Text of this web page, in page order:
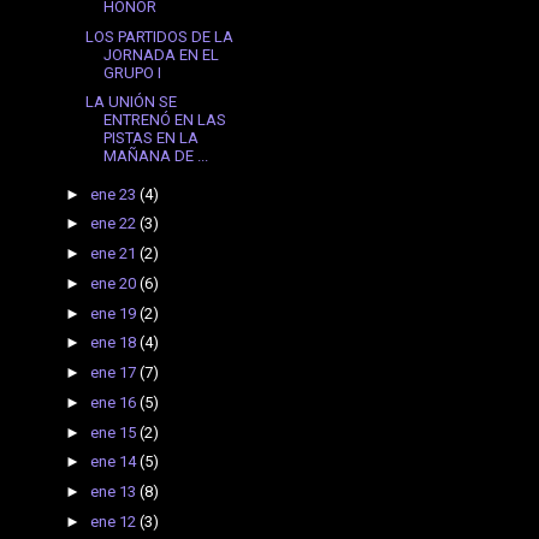
HONOR
LOS PARTIDOS DE LA
JORNADA EN EL
GRUPO I
LA UNIÓN SE
ENTRENÓ EN LAS
PISTAS EN LA
MAÑANA DE ...
►ene 23(4)
►ene 22(3)
►ene 21(2)
►ene 20(6)
►ene 19(2)
►ene 18(4)
►ene 17(7)
►ene 16(5)
►ene 15(2)
►ene 14(5)
►ene 13(8)
►ene 12(3)